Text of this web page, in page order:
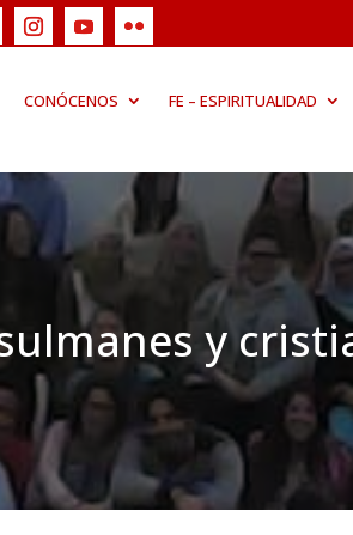
CONÓCENOS FE – ESPIRITUALIDAD
y